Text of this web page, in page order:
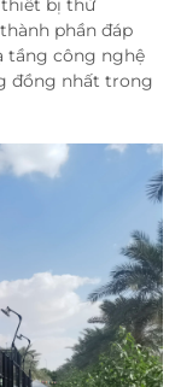
phần đáp
tầng công nghệ
đồng nhất trong